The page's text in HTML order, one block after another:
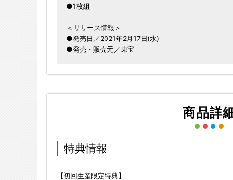
●1枚組
＜リリース情報＞
●発売日／2021年2月17日(水)
●発売・販売元／東宝
商品詳
特典情報
【初回生産限定特典】